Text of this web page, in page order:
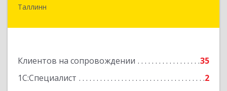
Таллинн
Клиентов на сопровождении
35
1С:Специалист
2
Таллин, 13522, ул. Вабаыхумуузеуми, 5/II - 37